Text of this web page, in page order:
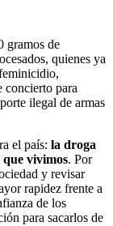
gramos de
quienes ya
concierto para
ilegal de armas
el país: la droga
que vivimos. Por
y revisar
rapidez frente a
de los
para sacarlos de